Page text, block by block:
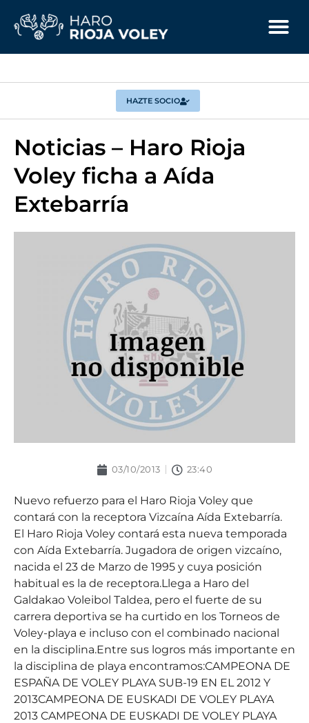
HAZTE SOCIO
Noticias – Haro Rioja
Voley ficha a Aída
Extebarría
03/10/2013 23:40
Nuevo refuerzo para el Haro Rioja Voley que
contará con la receptora Vizcaína Aída Extebarría.
El Haro Rioja Voley contará esta nueva temporada
con Aída Extebarría. Jugadora de origen vizcaíno,
nacida el 23 de Marzo de 1995 y cuya posición
habitual es la de receptora.Llega a Haro del
Galdakao Voleibol Taldea, pero el fuerte de su
carrera deportiva se ha curtido en los Torneos de
Voley-playa e incluso con el combinado nacional
en la disciplina.Entre sus logros más importante en
la disciplina de playa encontramos:CAMPEONA DE
ESPAÑA DE VOLEY PLAYA SUB-19 EN EL 2012 Y
2013CAMPEONA DE EUSKADI DE VOLEY PLAYA
2013 CAMPEONA DE EUSKADI DE VOLEY PLAYA